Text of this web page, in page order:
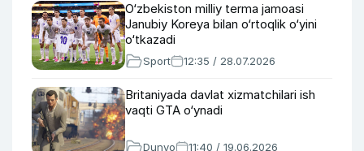
O‘zbekiston milliy terma jamoasi
Janubiy Koreya bilan o‘rtoqlik o‘yini
o‘tkazadi
Sport 12:35 / 28.07.2026
Britaniyada davlat xizmatchilari ish
vaqti GTA o‘ynadi
Dunyo 11:40 / 19.06.2026